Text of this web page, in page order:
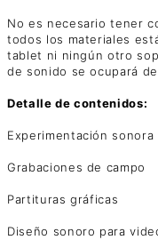
No es necesario tener
todos los materiales
tablet ni ningún otro
de sonido se ocupará
Detalle de contenidos:
Experimentación
Grabaciones de campo
Partituras gráficas
Diseño sonoro para